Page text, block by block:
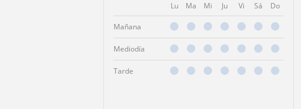
Lu Ma Mi Ju Vi Sá Do
Mañana
Mediodía
Tarde